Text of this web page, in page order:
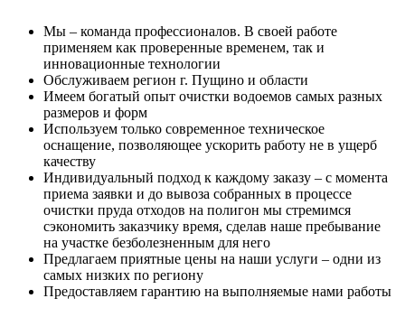
Мы – команда профессионалов. В своей работе
применяем как проверенные временем, так и
инновационные технологии
Обслуживаем регион г. Пущино и области
Имеем богатый опыт очистки водоемов самых разных
размеров и форм
Используем только современное техническое
оснащение, позволяющее ускорить работу не в ущерб
качеству
Индивидуальный подход к каждому заказу – с момента
приема заявки и до вывоза собранных в процессе
очистки пруда отходов на полигон мы стремимся
сэкономить заказчику время, сделав наше пребывание
на участке безболезненным для него
Предлагаем приятные цены на наши услуги – одни из
самых низких по региону
Предоставляем гарантию на выполняемые нами работы